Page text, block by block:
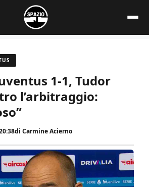
1-1, Tudor
l’arbitraggio:
di Carmine Acierno